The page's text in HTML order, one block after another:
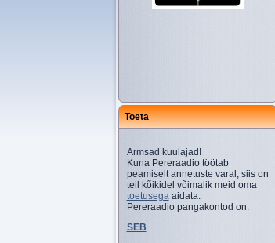
Toeta
Armsad kuulajad!
Kuna Pereraadio töötab
peamiselt annetuste varal, siis on
teil kõikidel võimalik meid oma
toetusegaaidata.
Pereraadio pangakontod on:
SEB